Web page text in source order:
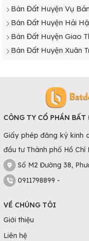
Bán Đất Huyện Vụ Bản
Bán Đất Huyện Hải
Bán Đất Huyện Giao
Bán Đất Huyện Xuân
CÔNG TY CỔ PHẦN
Giấy phép đăng ký kinh
đầu tư Thành phố Hồ Chí
Số M2 Đường 38,
0911798899 -
VỀ CHÚNG TÔI
Giới thiệu
Liên hệ